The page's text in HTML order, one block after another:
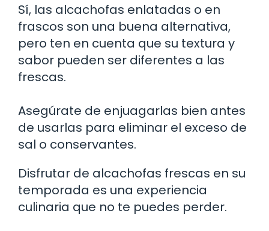
Sí, las alcachofas enlatadas o en
frascos son una buena alternativa,
pero ten en cuenta que su textura y
sabor pueden ser diferentes a las
frescas.
Asegúrate de enjuagarlas bien antes
de usarlas para eliminar el exceso de
sal o conservantes.
Disfrutar de alcachofas frescas en su
temporada es una experiencia
culinaria que no te puedes perder.